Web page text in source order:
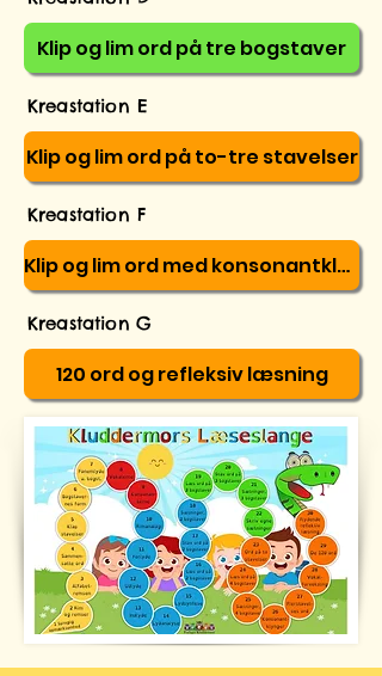
Klip og lim ord på tre bogstaver
Kreastation E
Klip og lim ord på to-tre stavelser
Kreastation F
Klip og lim ord med konsonantklynger
Kreastation G
120 ord og refleksiv læsning